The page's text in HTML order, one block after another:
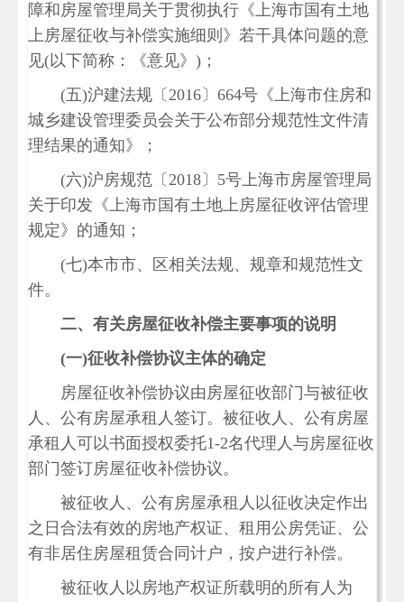
障和房屋管理局关于贯彻执行《上海市国有土地
上房屋征收与补偿实施细则》若干具体问题的意
见(以下简称：《意见》)；
(五)沪建法规〔2016〕664号《上海市住房和
城乡建设管理委员会关于公布部分规范性文件清
理结果的通知》；
(六)沪房规范〔2018〕5号上海市房屋管理局
关于印发《上海市国有土地上房屋征收评估管理
规定》的通知；
(七)本市市、区相关法规、规章和规范性文
件。
二、有关房屋征收补偿主要事项的说明
(一)征收补偿协议主体的确定
房屋征收补偿协议由房屋征收部门与被征收
人、公有房屋承租人签订。被征收人、公有房屋
承租人可以书面授权委托1-2名代理人与房屋征收
部门签订房屋征收补偿协议。
被征收人、公有房屋承租人以征收决定作出
之日合法有效的房地产权证、租用公房凭证、公
有非居住房屋租赁合同计户，按户进行补偿。
被征收人以房地产权证所载明的所有人为